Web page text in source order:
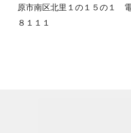
原市南区北里１の１５の１
８１１１